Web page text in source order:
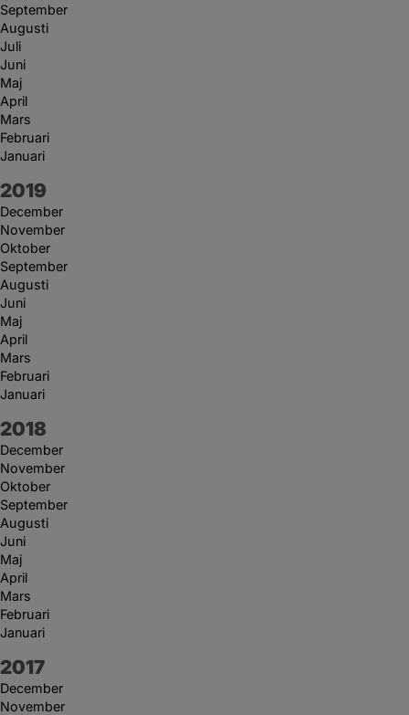
September
Augusti
Juli
Juni
Maj
April
Mars
Februari
Januari
År:
2019
December
November
Oktober
September
Augusti
Juni
Maj
April
Mars
Februari
Januari
År:
2018
December
November
Oktober
September
Augusti
Juni
Maj
April
Mars
Februari
Januari
År:
2017
December
November